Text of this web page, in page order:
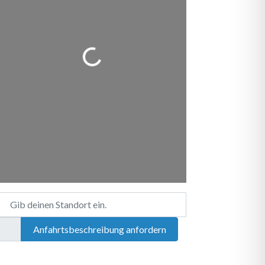
Wird geladen …
Gib deinen Standort ein.
Anfahrtsbeschreibung anfordern